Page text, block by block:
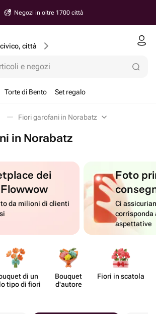
Negozi in oltre 1700 città
città
e negozi
Torte di Bento Set regalo
Fiori garofani in Norabatz
in Norabatz
dei
da milioni di clienti
Foto
Ci
corrisponda
aspettative
di un
tipo di fiori
Bouquet
d'autore
Fiori in scatola